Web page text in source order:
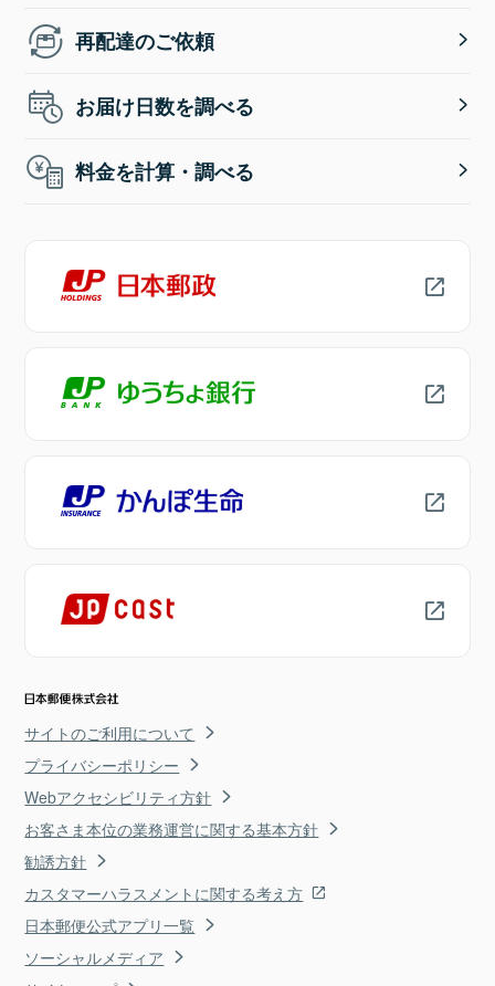
再配達のご依頼
お届け日数を調べる
料金を計算・調べる
サイトのご利用について
プライバシーポリシー
Webアクセシビリティ方針
お客さま本位の業務運営に関する基本方針
勧誘方針
カスタマーハラスメントに関する考え方
日本郵便公式アプリ一覧
ソーシャルメディア